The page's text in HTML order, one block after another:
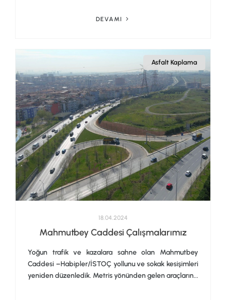
DEVAMI
Asfalt Kaplama
18.04.2024
Mahmutbey Caddesi Çalışmalarımız
Yoğun trafik ve kazalara sahne olan Mahmutbey
Caddesi –Habipler/İSTOÇ yollunu ve sokak kesişimleri
yeniden düzenledik. Metris yönünden gelen araçların...